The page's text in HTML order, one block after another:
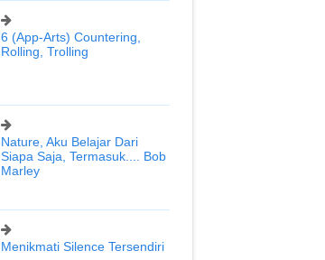
6 (App-Arts) Countering,
Rolling, Trolling
Nature, Aku Belajar Dari
Siapa Saja, Termasuk.... Bob
Marley
Menikmati Silence Tersendiri